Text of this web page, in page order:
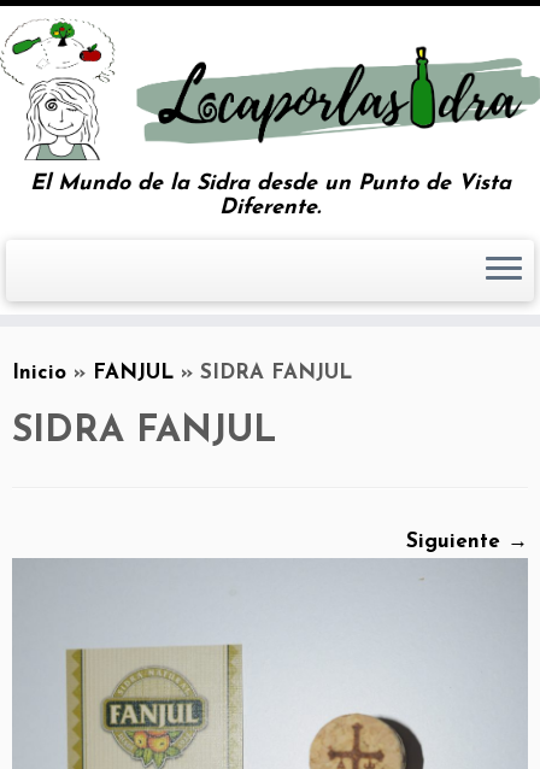
El Mundo de la Sidra desde un Punto de Vista
Diferente.
Inicio » FANJUL » SIDRA FANJUL
SIDRA FANJUL
Siguiente →